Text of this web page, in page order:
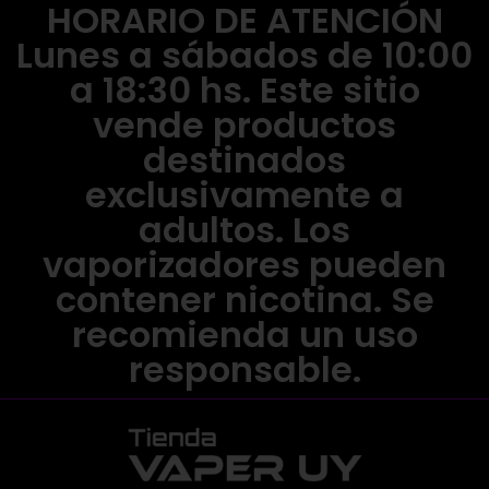
HORARIO DE ATENCIÓN
Lunes a sábados de 10:00
a 18:30 hs. Este sitio
vende productos
destinados
exclusivamente a
adultos. Los
vaporizadores pueden
contener nicotina. Se
recomienda un uso
responsable.